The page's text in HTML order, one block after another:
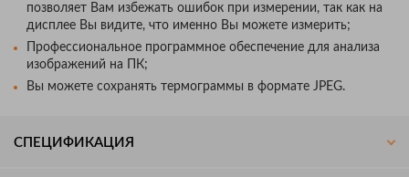
позволяет Вам избежать ошибок при измерении, так как на
дисплее Вы видите, что именно Вы можете измерить;
Профессиональное программное обеспечение для анализа
изображений на ПК;
Вы можете сохранять термограммы в формате JPEG.
СПЕЦИФИКАЦИЯ